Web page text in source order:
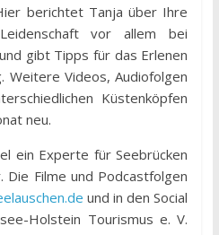
berichtet Tanja über Ihre
vor allem bei
gibt Tipps für das Erlenen
Weitere Videos, Audiofolgen
Küstenköpfen
neu.
ein Experte für Seebrücken
Die Filme und Podcastfolgen
und in den Social
Holstein Tourismus e. V.